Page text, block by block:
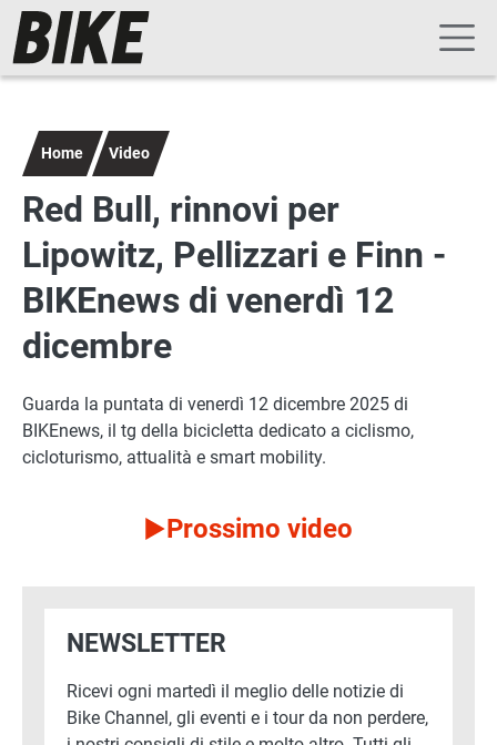
Salta al contenuto principale
Navigazione principale
Home Video
Red Bull, rinnovi per
Lipowitz, Pellizzari e Finn -
BIKEnews di venerdì 12
dicembre
Guarda la puntata di venerdì 12 dicembre 2025 di
BIKEnews, il tg della bicicletta dedicato a ciclismo,
cicloturismo, attualità e smart mobility.
Prossimo video
NEWSLETTER
Ricevi ogni martedì il meglio delle notizie di
Bike Channel, gli eventi e i tour da non perdere,